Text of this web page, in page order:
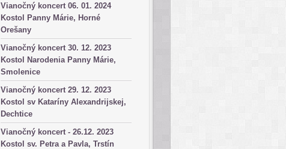
Vianočný koncert 06. 01. 2024
Kostol Panny Márie, Horné
Orešany
Vianočný koncert 30. 12. 2023
Kostol Narodenia Panny Márie,
Smolenice
Vianočný koncert 29. 12. 2023
Kostol sv Kataríny Alexandrijskej,
Dechtice
Vianočný koncert - 26.12. 2023
Kostol sv. Petra a Pavla, Trstín